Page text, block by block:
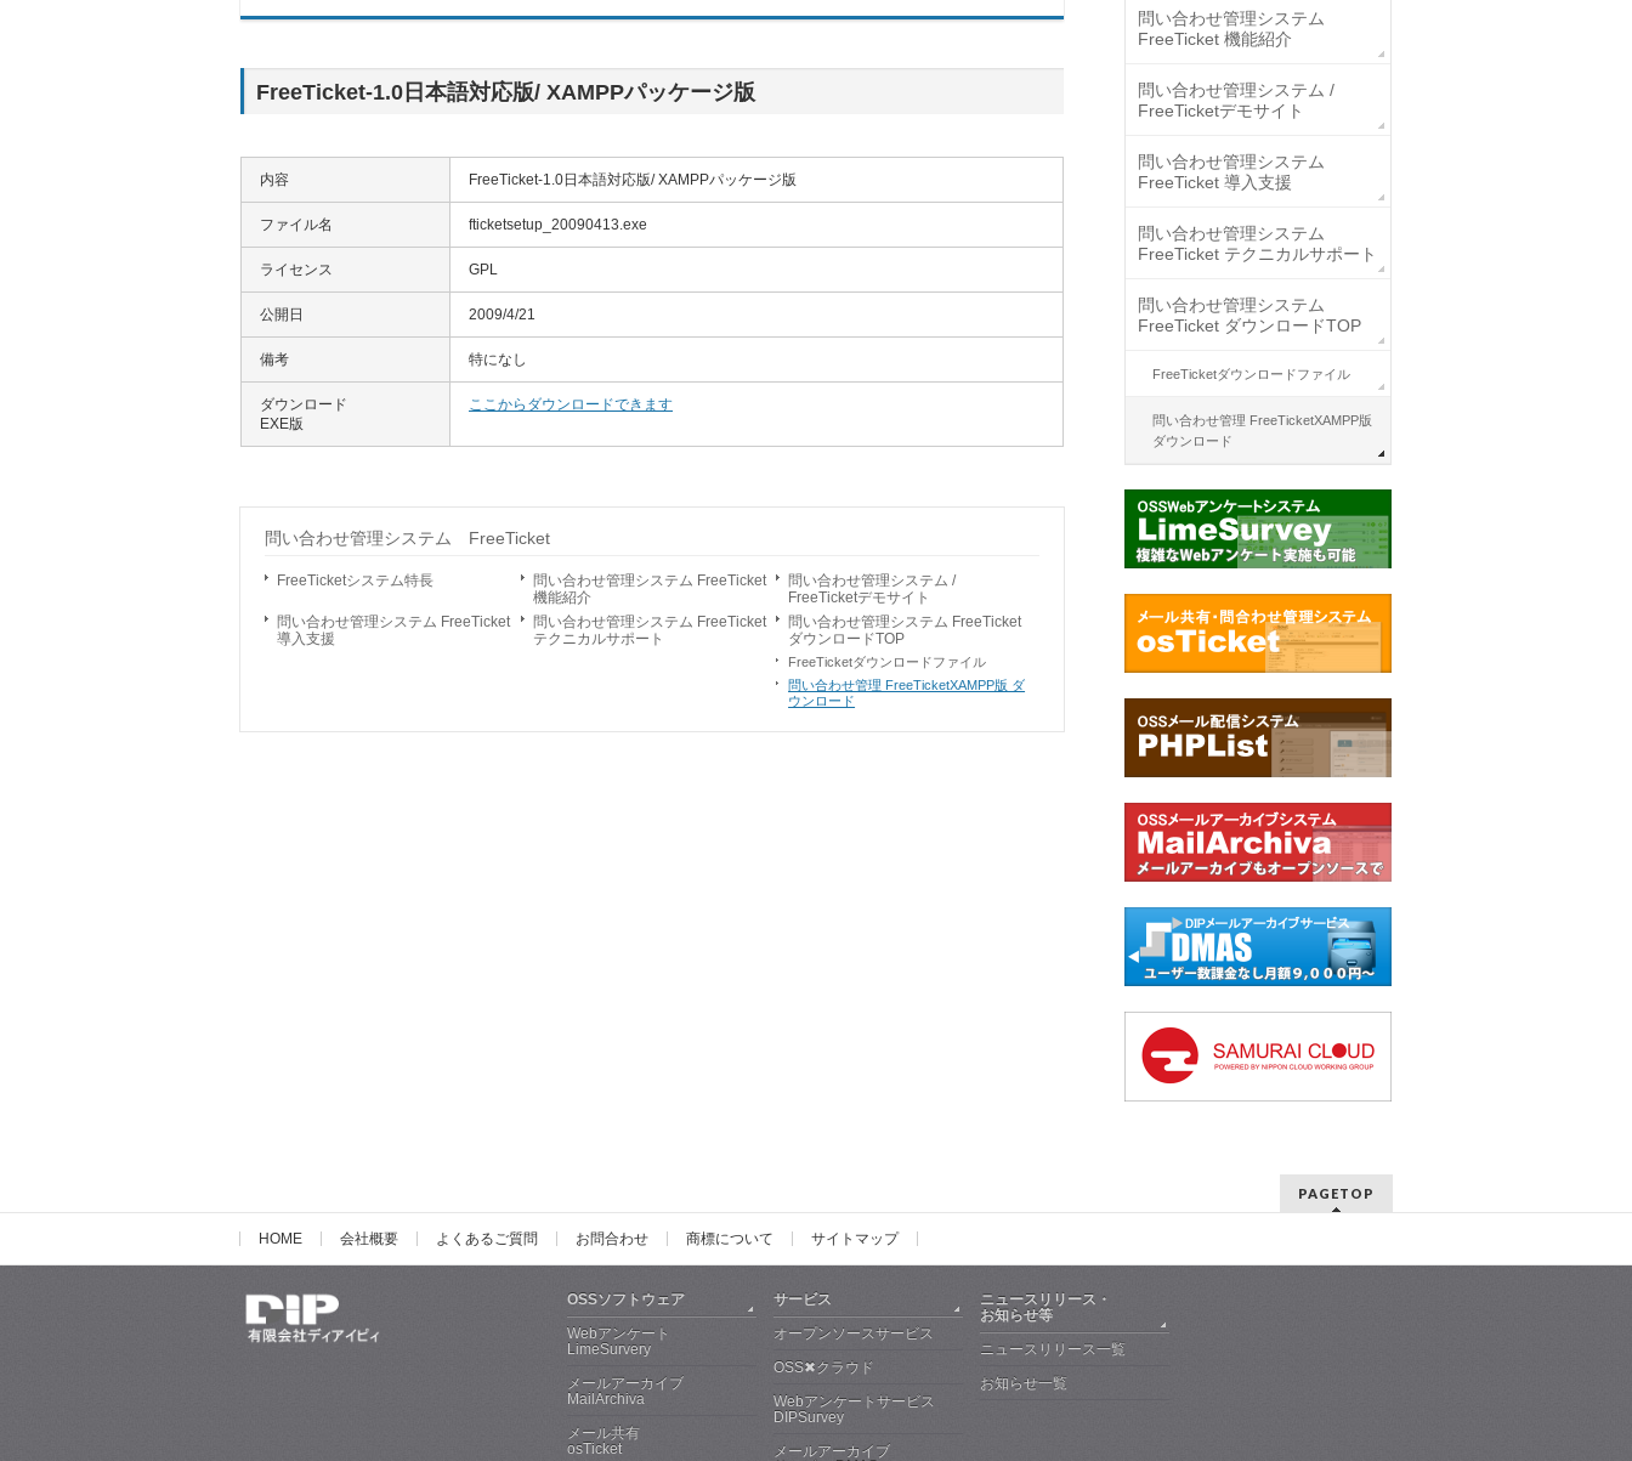
FreeTicket-1.0日本語対応版/ XAMPPパッケージ版
内容 FreeTicket-1.0日本語対応版/ XAMPPパッケージ版
ファイル名 fticketsetup_20090413.exe
ライセンス GPL
公開日 2009/4/21
備考 特になし
ダウンロード
EXE版
ここからダウンロードできます
問い合わせ管理システム FreeTicket
FreeTicketシステム特長
問い合わせ管理システム FreeTicket
機能紹介
問い合わせ管理システム /
FreeTicketデモサイト
問い合わせ管理システム FreeTicket
導入支援
問い合わせ管理システム FreeTicket
テクニカルサポート
問い合わせ管理システム FreeTicket
ダウンロードTOP
FreeTicketダウンロードファイル
問い合わせ管理 FreeTicketXAMPP版 ダ
ウンロード
問い合わせ管理システム
FreeTicket 機能紹介
問い合わせ管理システム /
FreeTicketデモサイト
問い合わせ管理システム
FreeTicket 導入支援
問い合わせ管理システム
FreeTicket テクニカルサポート
問い合わせ管理システム
FreeTicket ダウンロードTOP
FreeTicketダウンロードファイル
問い合わせ管理 FreeTicketXAMPP版
ダウンロード
PAGETOP
HOME 会社概要 よくあるご質問 お問合わせ 商標について サイトマップ
OSSソフトウェア
Webアンケート
LimeSurvery
メールアーカイブ
MailArchiva
メール共有
osTicket
サービス
オープンソースサービス
OSS✖クラウド
Webアンケートサービス
DIPSurvey
メールアーカイブ
ニュースリリース・
お知らせ等
ニュースリリース一覧
お知らせ一覧